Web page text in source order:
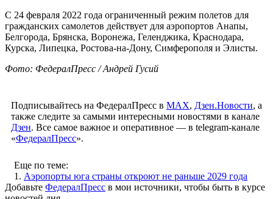
С 24 февраля 2022 года ограниченный режим полетов для
гражданских самолетов действует для аэропортов Анапы,
Белгорода, Брянска, Воронежа, Геленджика, Краснодара,
Курска, Липецка, Ростова-на-Дону, Симферополя и Элисты.
Фото: ФедералПресс / Андрей Гусий
Подписывайтесь на ФедералПресс в МАХ, Дзен.Новости, а
также следите за самыми интересными новостями в канале
Дзен. Все самое важное и оперативное — в telegram-канале
«ФедералПресс».
Еще по теме:
1. Аэропорты юга страны откроют не раньше 2029 года
Добавьте ФедералПресс в мои источники, чтобы быть в курсе